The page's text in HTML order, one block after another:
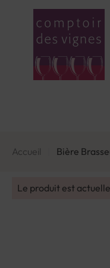
Accueil Bière
Le produit est